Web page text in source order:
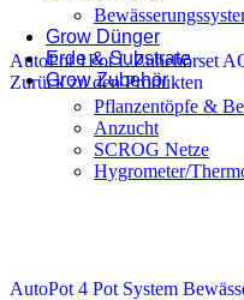
Grow Dünger
Erde & Substrate
Grow Zubehör
Pflanzentöpfe &
Anzucht
SCROG Netze
Hygrometer/
AutoPot 1Pot L Zubehörset
Zurück zu den Produkten
AutoPot 4 Pot System